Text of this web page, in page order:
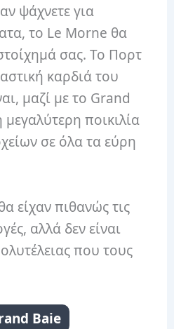
ψάχνετε για
το Le Morne θα
σας. Το Πορτ
καρδιά του
μαζί με το Grand
ποικιλία
σε όλα τα εύρη
είχαν πιθανώς τις
αλλά δεν είναι
που τους
Baie